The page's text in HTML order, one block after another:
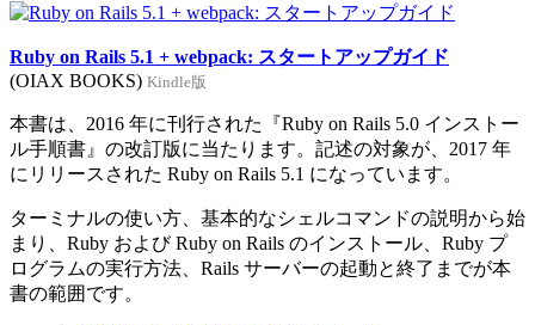
Ruby on Rails 5.1 + webpack: スタートアップガイド
(OIAX BOOKS) Kindle版
本書は、2016 年に刊行された『Ruby on Rails 5.0 インストー
ル手順書』の改訂版に当たります。記述の対象が、2017 年
にリリースされた Ruby on Rails 5.1 になっています。
ターミナルの使い方、基本的なシェルコマンドの説明から始
まり、Ruby および Ruby on Rails のインストール、Ruby プ
ログラムの実行方法、Rails サーバーの起動と終了までが本
書の範囲です。